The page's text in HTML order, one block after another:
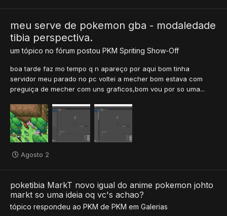
meu serve de pokemon gba - modaledade
tibia perspectiva.
um tópico no fórum postou PKM Spriting Show-Off
boa tarde faz mo tempo q n apareço por aqui bom tinha
servidor meu parado no pc voltei a mecher bom estava com
preguiça de mecher com uns graficos,bom vou por so uma...
Agosto 2
poketibia MarkT novo igual do anime pokemon johto
markt so uma ideia oq vc's achao?
tópico respondeu ao PKM de PKM em Galerias